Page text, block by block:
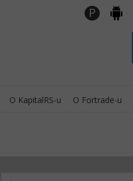
P Android
O KapitalRS-u O Fortrade-u